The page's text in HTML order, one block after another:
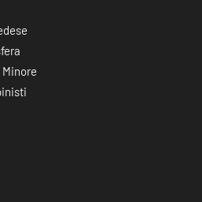
Minore